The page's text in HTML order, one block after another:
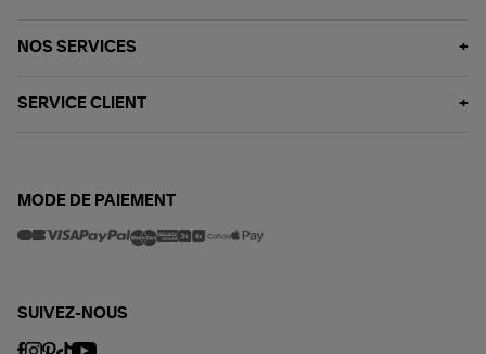
NOS SERVICES
SERVICE CLIENT
MODE DE PAIEMENT
SUIVEZ-NOUS